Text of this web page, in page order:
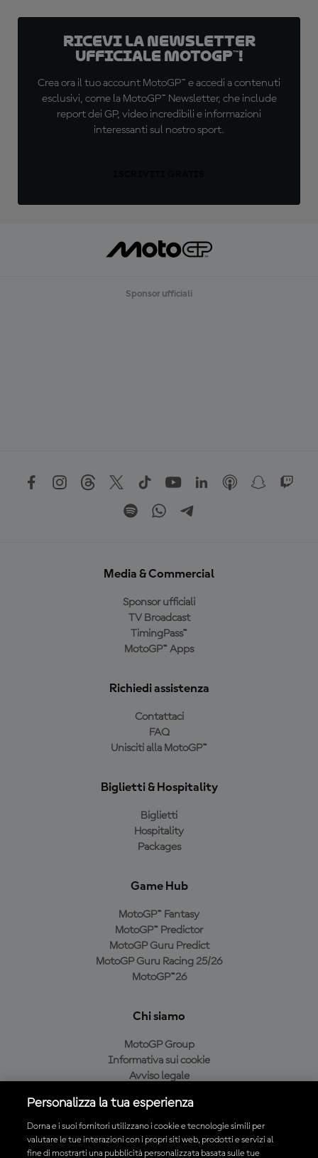
Ricevi la newsletter
ufficiale MotoGP™!
Crea ora il tuo account MotoGP™ e accedi a contenuti
esclusivi, come la MotoGP™ Newsletter, che include
report dei GP, video incredibili e informazioni
interessanti sul nostro sport.
Sponsor ufficiali
Media & Commercial
Sponsor ufficiali
TV Broadcast
TimingPass™
MotoGP™ Apps
Richiedi assistenza
Contattaci
FAQ
Unisciti alla MotoGP™
Biglietti & Hospitality
Biglietti
Hospitality
Packages
Game Hub
MotoGP™ Fantasy
MotoGP™ Predictor
MotoGP Guru Predict
MotoGP Guru Racing 25/26
MotoGP™26
Chi siamo
MotoGP Group
Informativa sui cookie
Avviso legale
Condizioni di acquisto
Personalizza la tua esperienza
Dorna e i suoi fornitori utilizzano i cookie e tecnologie simili per
valutare le tue interazioni con i propri siti web, prodotti e servizi al
fine di mostrarti una pubblicità personalizzata basata sulle tue